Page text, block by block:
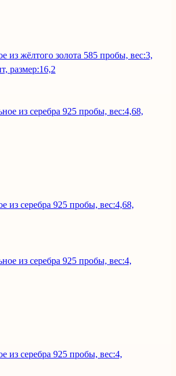
из жёлтого золота 585 пробы, вес:3,
размер:16,2
из серебра 925 пробы, вес:4,68,
из серебра 925 пробы, вес:4,